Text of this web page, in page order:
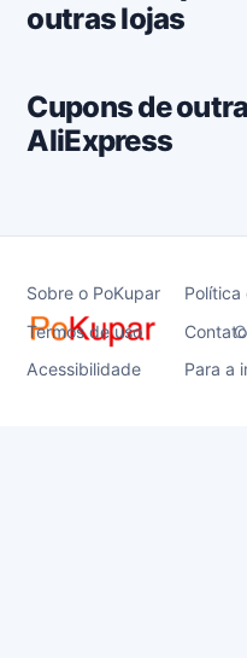
outras lojas
Cupons de
AliExpress
Sobre o PoKupar
Política
Termos de uso
Acessibilidade
Para a